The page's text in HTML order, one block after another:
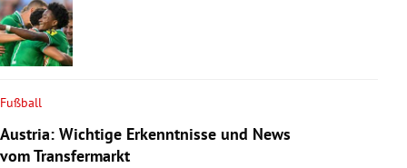
Fußball
Austria: Wichtige Erkenntnisse und News
vom Transfermarkt